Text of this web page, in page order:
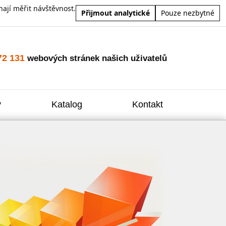
měřit návštěvnost.
Přijmout analytické Pouze nezbytné
131 webových stránek našich uživatelů
Katalog Kontakt